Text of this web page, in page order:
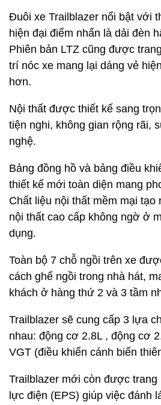
Đuôi xe Trailblazer nổi bật với
hiện đại điểm nhấn là dải đèn
Phiên bản LTZ cũng được
trí nóc xe mang lại dáng vẻ
hơn.
Nội thất được thiết kế sang
tiện nghi, không gian rộng rãi,
nghệ.
Bảng đồng hồ và bảng điều
thiết kế mới toàn diện mang
Chất liệu nội thất mềm mại tạo
nội thất cao cấp không ngờ ở
dụng.
Toàn bộ 7 chỗ ngồi trên xe
cách ghế ngồi trong nhà hát,
khách ở hàng thứ 2 và 3 tầm
Trailblazer sẽ cung cấp 3 lựa
nhau: động cơ 2.8L , động cơ
VGT (điều khiển cánh biến
Trailblazer mới còn được
lực điện (EPS) giúp việc đánh